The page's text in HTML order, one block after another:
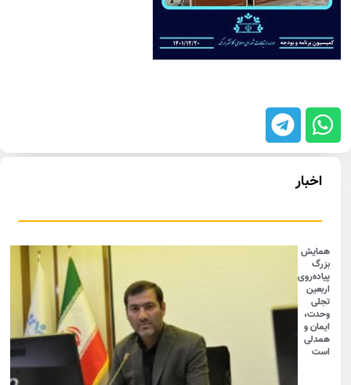
اخبار
همایش
بزرگ
پیاده‌روی
اربعین
تجلی
وحدت،
ایمان و
همدلی
است